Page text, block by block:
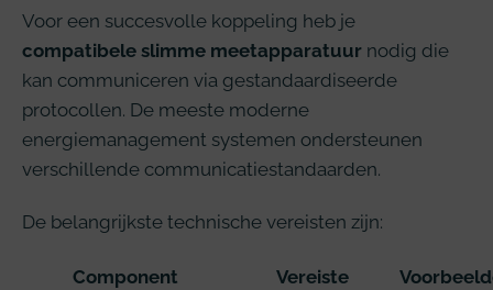
Voor een succesvolle koppeling heb je
compatibele slimme meetapparatuur nodig die
kan communiceren via gestandaardiseerde
protocollen. De meeste moderne
energiemanagement systemen ondersteunen
verschillende communicatiestandaarden.
De belangrijkste technische vereisten zijn:
Component Vereiste